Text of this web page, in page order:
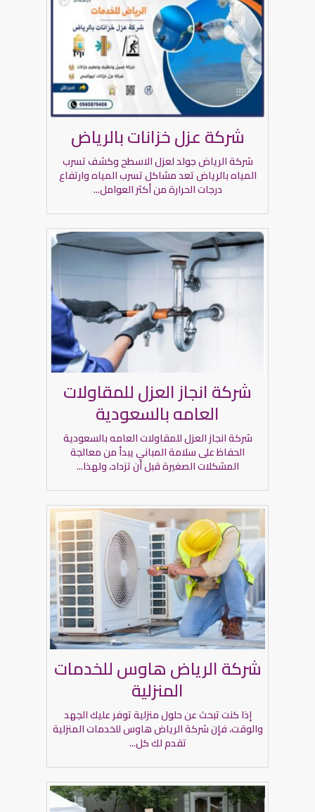
شركة عزل خزانات بالرياض
شركة الرياض جولد لعزل الاسطح وكشف تسرب
المياه بالرياض تعد مشاكل تسرب المياه وارتفاع
درجات الحرارة من أكثر العوامل...
شركة انجاز العزل للمقاولات
العامه بالسعودية
شركة انجاز العزل للمقاولات العامه بالسعودية
الحفاظ على سلامة المباني يبدأ من معالجة
المشكلات الصغيرة قبل أن تزداد، ولهذا...
شركة الرياض هاوس للخدمات
المنزلية
إذا كنت تبحث عن حلول منزلية توفر عليك الجهد
والوقت، فإن شركة الرياض هاوس للخدمات المنزلية
تقدم لك كل...